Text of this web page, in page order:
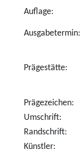
Auflage:
Ausgabetermin:
Prägestätte:
Prägezeichen:
Umschrift:
Randschrift:
Künstler: